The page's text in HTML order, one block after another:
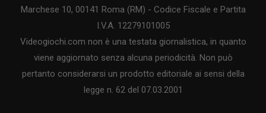
Marchese 10, 00141 Roma (RM) - Codice Fiscale e Partita
I.V.A. 12279101005
Videogiochi.com non è una testata giornalistica, in quanto
viene aggiornato senza alcuna periodicità. Non può
pertanto considerarsi un prodotto editoriale ai sensi della
legge n. 62 del 07.03.2001